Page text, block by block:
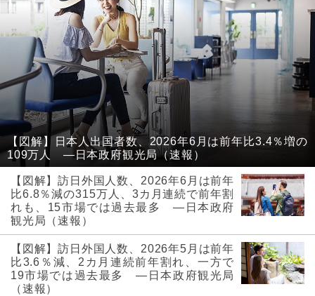
【図解】日本人出国者数、2026年6月は前年比3.4％増の
109万人 ―日本政府観光局（速報）
【図解】訪日外国人数、2026年6月は前年
比6.8％減の315万人、3カ月連続で前年割
れも、15市場では過去最多 ―日本政府
観光局（速報）
【図解】訪日外国人数、2026年5月は前年
比3.6％減、2カ月連続前年割れ、一方で
19市場では過去最多 ―日本政府観光局
（速報）